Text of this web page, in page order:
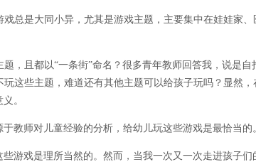
总是大同小异，尤其是游戏主题，主要集中在娃娃家
，且都以“一条街”命名？很多青年教师回答我，说是
这些主题，难道还有其他主题可以给孩子玩吗？显然
。
教师对儿童经验的分析，给幼儿玩这些游戏是最恰当的
游戏是理所当然的。然而，当我一次又一次走进孩子